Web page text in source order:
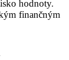
hodnoty.
finančným